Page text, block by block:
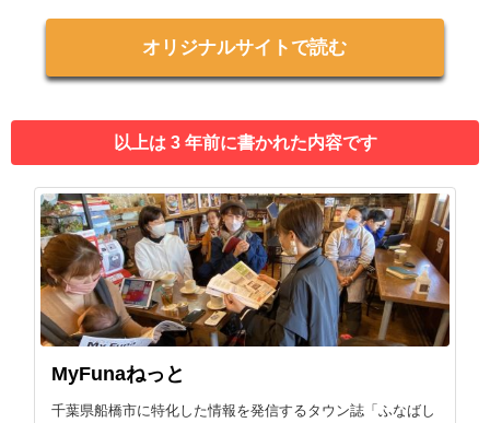
オリジナルサイトで読む
以上は 3 年前に書かれた内容です
MyFunaねっと
千葉県船橋市に特化した情報を発信するタウン誌「ふなばし